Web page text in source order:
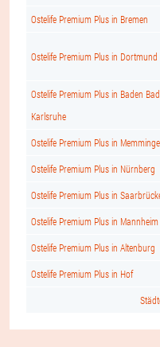
Ostelife Premium Plus in Bremen
Ostelife Premium Plus in Dortmund
Ostelife Premium Plus in Baden
Karlsruhe
Ostelife Premium Plus in
Ostelife Premium Plus in Nürnberg
Ostelife Premium Plus in
Ostelife Premium Plus in Mannheim
Ostelife Premium Plus in Altenburg
Ostelife Premium Plus in Hof